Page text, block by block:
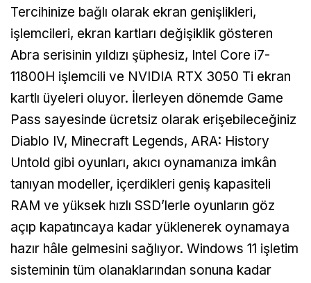
Tercihinize bağlı olarak ekran genişlikleri,
işlemcileri, ekran kartları değişiklik gösteren
Abra serisinin yıldızı şüphesiz, Intel Core i7-
11800H işlemcili ve NVIDIA RTX 3050 Ti ekran
kartlı üyeleri oluyor. İlerleyen dönemde Game
Pass sayesinde ücretsiz olarak erişebileceğiniz
Diablo IV, Minecraft Legends, ARA: History
Untold gibi oyunları, akıcı oynamanıza imkân
tanıyan modeller, içerdikleri geniş kapasiteli
RAM ve yüksek hızlı SSD’lerle oyunların göz
açıp kapatıncaya kadar yüklenerek oynamaya
hazır hâle gelmesini sağlıyor. Windows 11 işletim
sisteminin tüm olanaklarından sonuna kadar